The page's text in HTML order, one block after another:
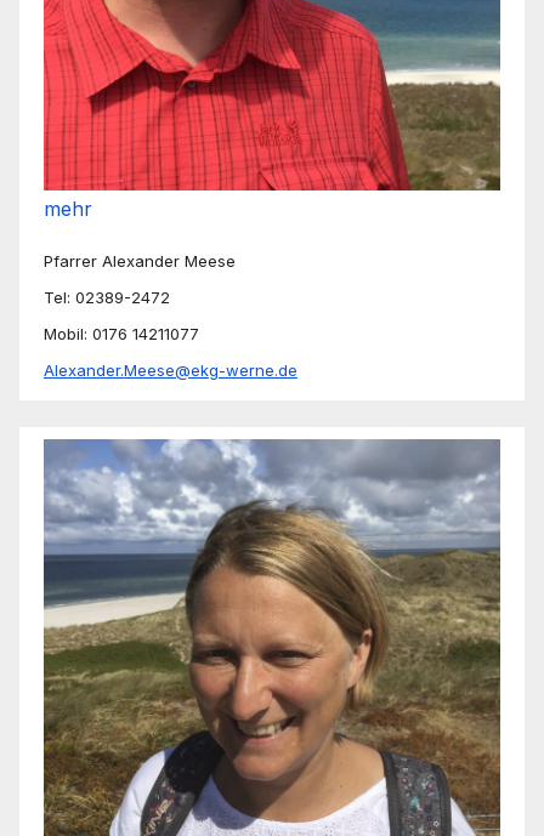
mehr
Pfarrer Alexander Meese
Tel: 02389-2472
Mobil: 0176 14211077
Alexander.Meese@ekg-werne.de